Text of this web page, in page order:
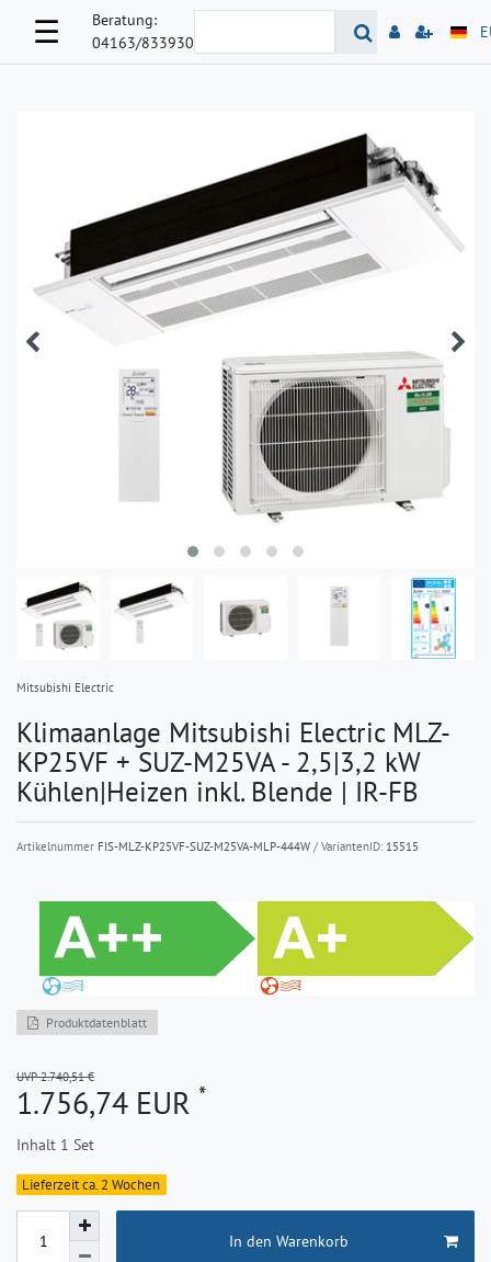
☰
Beratung:
04163/833930
Mitsubishi Electric
Klimaanlage Mitsubishi Electric MLZ-
KP25VF + SUZ-M25VA - 2,5|3,2 kW
Kühlen|Heizen inkl. Blende | IR-FB
Artikelnummer FIS-MLZ-KP25VF-SUZ-M25VA-MLP-444W / VariantenID: 15515
Produktdatenblatt
UVP 2.740,51 €
1.756,74 EUR *
Inhalt 1 Set
Lieferzeit ca. 2 Wochen
In den Warenkorb